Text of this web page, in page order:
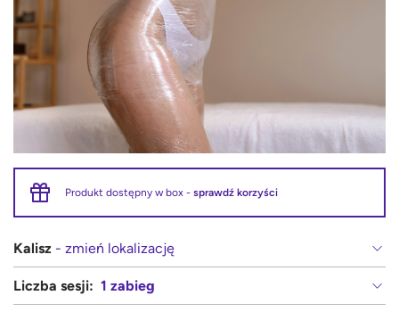
Produkt dostępny w box - sprawdź korzyści
Kalisz - zmień lokalizację
Liczba sesji: 1 zabieg